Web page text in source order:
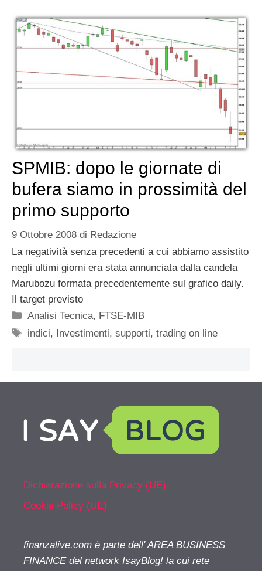
SPMIB: dopo le giornate di
bufera siamo in prossimità del
primo supporto
9 Ottobre 2008 di Redazione
La negatività senza precedenti a cui abbiamo assistito
negli ultimi giorni era stata annunciata dalla candela
Marubozu formata precedentemente sul grafico daily.
Il target previsto
Categorie
Analisi Tecnica, FTSE-MIB
Tag
indici, Investimenti,supporti,trading on line
Dichiarazione sulla Privacy (UE)
Cookie Policy (UE)
finanzalive.com è parte dell' AREA BUSINESS
FINANCE del network IsayBlog! la cui rete